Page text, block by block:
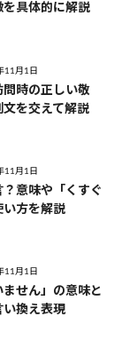
を具体的に解説
11月1日
問時の正しい敬
を交えて解説
11月1日
？意味や「くすぐ
い方を解説
11月1日
ません」の意味と
い換え表現